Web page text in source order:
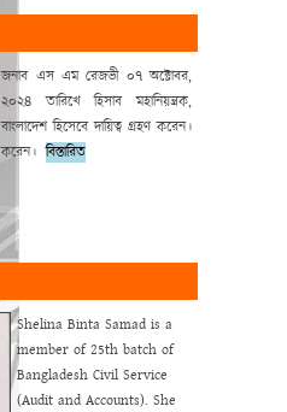
জনাব এস এম রেজভী ০৭ অক্টোবর,
২০২৪ তারিখে হিসাব মহানিয়ন্ত্রক,
বাংলাদেশ হিসেবে দায়িত্ব গ্রহণ করেন।
করেন।বিস্তারিত
Shelina Binta Samad is a
member of 25th batch of
Bangladesh Civil Service
(Audit and Accounts). She